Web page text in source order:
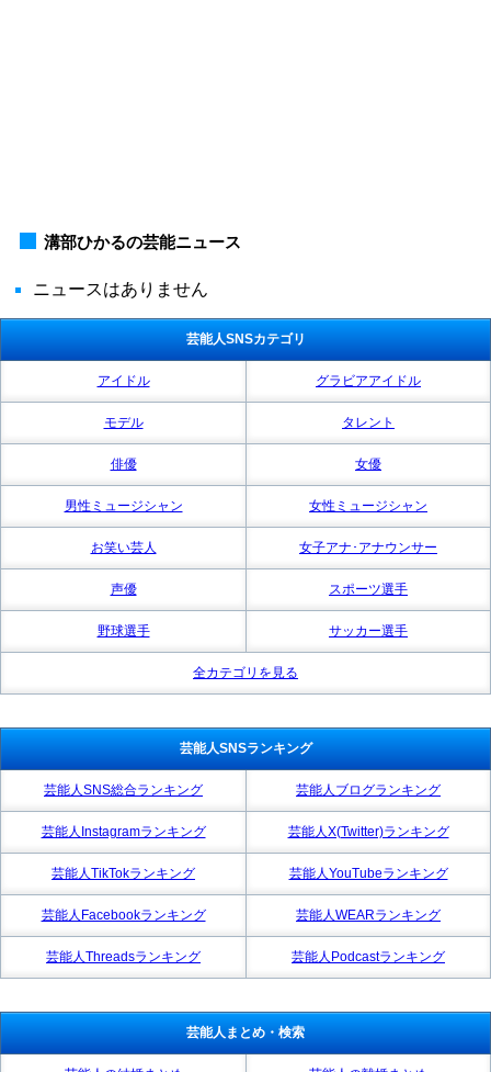
溝部ひかるの芸能ニュース
ニュースはありません
芸能人SNSカテゴリ
アイドル グラビアアイドル
モデル タレント
俳優 女優
男性ミュージシャン 女性ミュージシャン
お笑い芸人 女子アナ･アナウンサー
声優 スポーツ選手
野球選手 サッカー選手
全カテゴリを見る
芸能人SNSランキング
芸能人SNS総合ランキング 芸能人ブログランキング
芸能人Instagramランキング 芸能人X(Twitter)ランキング
芸能人TikTokランキング 芸能人YouTubeランキング
芸能人Facebookランキング 芸能人WEARランキング
芸能人Threadsランキング 芸能人Podcastランキング
芸能人まとめ・検索